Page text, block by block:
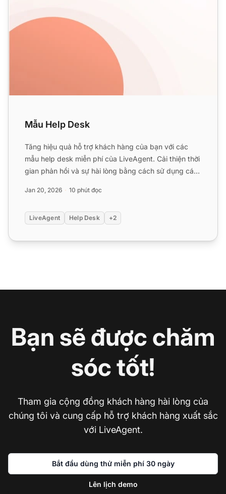
Mẫu Help Desk
Tăng hiệu quả hỗ trợ khách hàng của bạn với các
mẫu help desk miễn phí của LiveAgent. Cải thiện thời
gian phản hồi và sự hài lòng bằng cách sử dụng các
Jan 20, 2026 10 phút đọc
LiveAgent Help Desk +2
Bạn sẽ được chăm
sóc tốt!
Tham gia cộng đồng khách hàng hài lòng của
chúng tôi và cung cấp hỗ trợ khách hàng xuất sắc
với LiveAgent.
Bắt đầu dùng thử miễn phí 30 ngày
Lên lịch demo